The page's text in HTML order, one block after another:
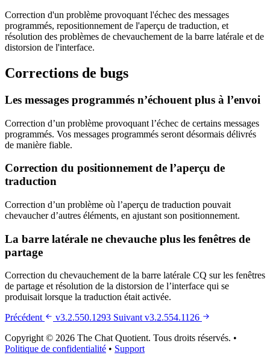
Correction d'un problème provoquant l'échec des messages
programmés, repositionnement de l'aperçu de traduction, et
résolution des problèmes de chevauchement de la barre latérale et de
distorsion de l'interface.
Corrections de bugs
Les messages programmés n’échouent plus à l’envoi
Correction d’un problème provoquant l’échec de certains messages
programmés. Vos messages programmés seront désormais délivrés
de manière fiable.
Correction du positionnement de l’aperçu de
traduction
Correction d’un problème où l’aperçu de traduction pouvait
chevaucher d’autres éléments, en ajustant son positionnement.
La barre latérale ne chevauche plus les fenêtres de
partage
Correction du chevauchement de la barre latérale CQ sur les fenêtres
de partage et résolution de la distorsion de l’interface qui se
produisait lorsque la traduction était activée.
Précédent
v3.2.550.1293 Suivant v3.2.554.1126
Copyright © 2026 The Chat Quotient. Tous droits réservés. •
Politique de confidentialité • Support